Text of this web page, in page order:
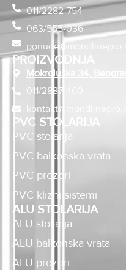
011/2282-754
063/555-036
ponude@mondlinepro.rs
PROIZVODNJA
Mokroluška 34, Beograd
011/2887-460
kontakt@mondlinepro.rs
PVC STOLARIJA
PVC stolarija
PVC balkonska vrata
PVC prozori
PVC klizni sistemi
ALU STOLARIJA
ALU stolarija
ALU balkonska vrata
ALU prozori